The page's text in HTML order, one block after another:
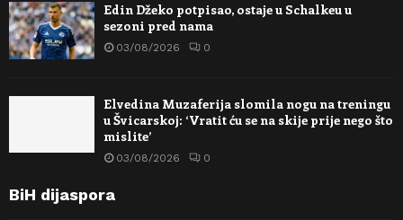
Edin Džeko potpisao, ostaje u Schalkeu u
sezoni pred nama
03/08/2026 0
Elvedina Muzaferija slomila nogu na treningu
u Švicarskoj: ‘Vratit ću se na skije prije nego što
mislite’
03/08/2026 0
BiH dijaspora